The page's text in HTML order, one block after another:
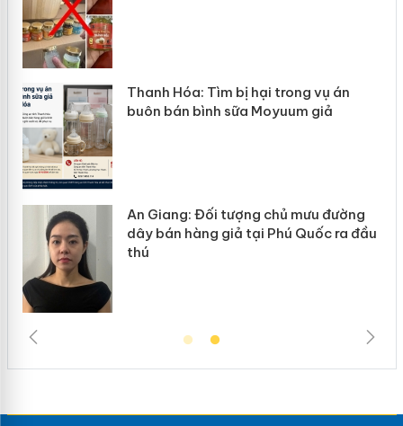
Thanh Hóa: Tìm bị hại trong vụ án
buôn bán bình sữa Moyuum giả
An Giang: Đối tượng chủ mưu đường
dây bán hàng giả tại Phú Quốc ra đầu